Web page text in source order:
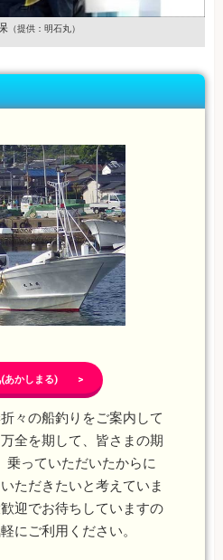
（提供：明石丸）
(あかしまる) >
々の船釣りをご案内して
全を期して、皆さまの期
乗っていただいたからに
ただきたいと考えていま
迎でお待ちしていますの
にご利用ください。